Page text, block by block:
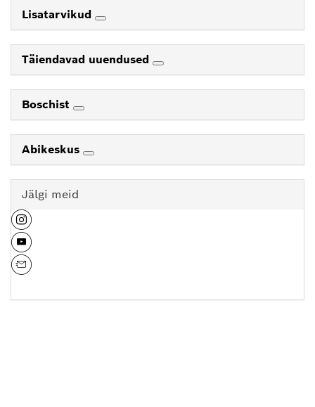
Lisatarvikud
Täiendavad uuendused
Boschist
Abikeskus
Jälgi meid